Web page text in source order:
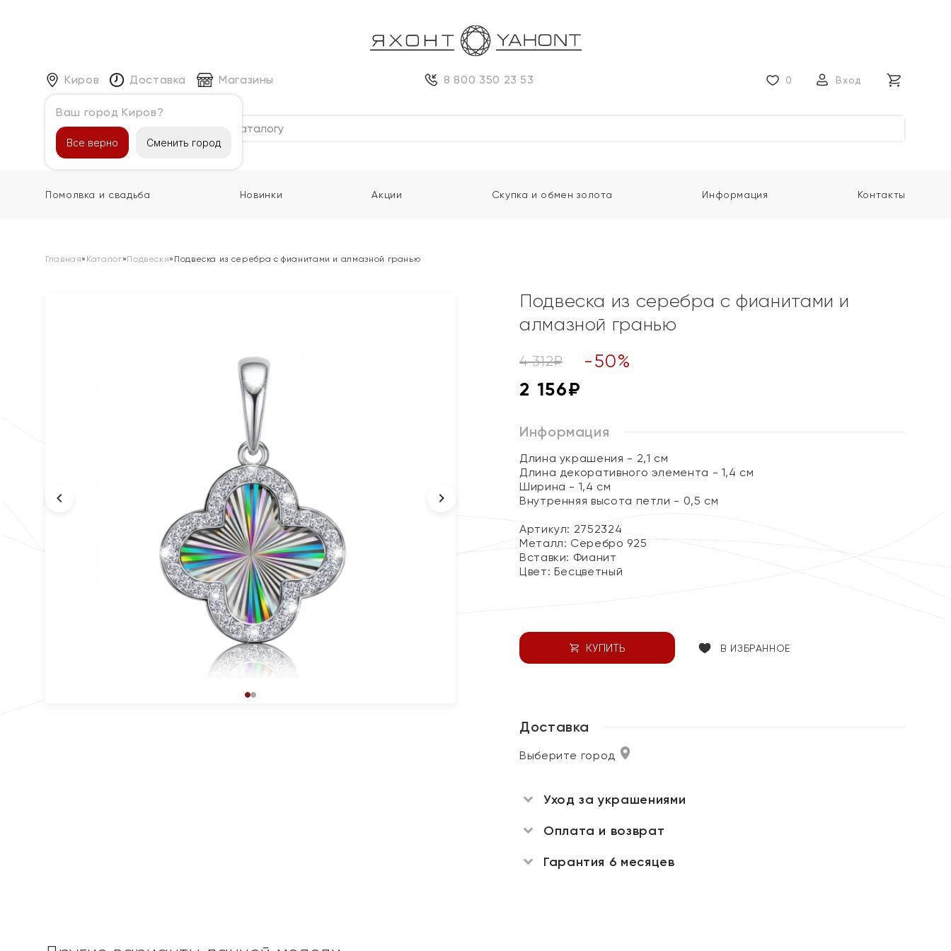
Киров
Ваш город Киров?
Все верно Сменить город
Доставка Магазины 8 800 350 23 53 0 Вход
Каталог
Помолвка и свадьба Новинки Акции Скупка и обмен золота Информация Контакты
Главная» Каталог»Подвески» Подвеска из серебра с фианитами и алмазной гранью
Подвеска из серебра с фианитами и
алмазной гранью
4 312₽ -50%
2 156₽
Информация
Длина украшения - 2,1 см
Длина декоративного элемента - 1,4 см
Ширина - 1,4 см
Внутренняя высота петли - 0,5 см
Артикул: 2752324
Металл: Серебро 925
Вставки: Фианит
Цвет: Бесцветный
КУПИТЬ В ИЗБРАННОЕ
Доставка
Выберите город
Уход за украшениями
Оплата и возврат
Гарантия 6 месяцев